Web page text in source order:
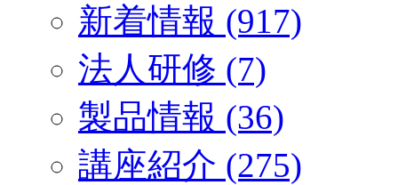
新着情報 (917)
法人研修 (7)
製品情報 (36)
講座紹介 (275)